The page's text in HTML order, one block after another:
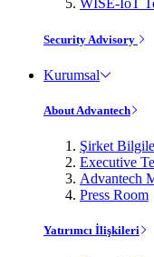
WISE-IoT
Security Advisory
Kurumsal
About Advantech
Şirket
Executive
Advantech
Press Room
Yatırımcı İlişkileri